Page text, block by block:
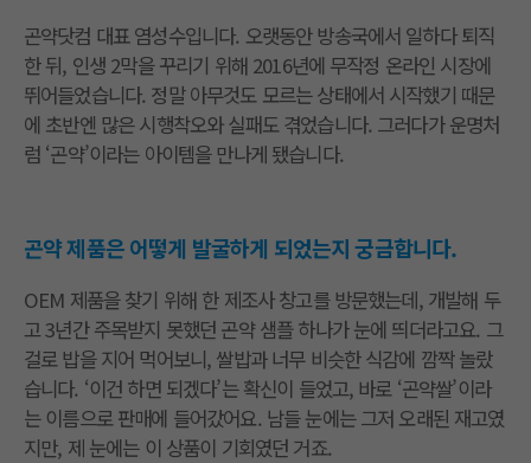
곤약닷컴 대표 염성수입니다. 오랫동안 방송국에서 일하다 퇴직
한 뒤, 인생 2막을 꾸리기 위해 2016년에 무작정 온라인 시장에
뛰어들었습니다. 정말 아무것도 모르는 상태에서 시작했기 때문
에 초반엔 많은 시행착오와 실패도 겪었습니다. 그러다가 운명처
럼 ‘곤약’이라는 아이템을 만나게 됐습니다.
곤약 제품은 어떻게 발굴하게 되었는지 궁금합니다.
OEM 제품을 찾기 위해 한 제조사 창고를 방문했는데, 개발해 두
고 3년간 주목받지 못했던 곤약 샘플 하나가 눈에 띄더라고요. 그
걸로 밥을 지어 먹어보니, 쌀밥과 너무 비슷한 식감에 깜짝 놀랐
습니다. ‘이건 하면 되겠다’는 확신이 들었고, 바로 ‘곤약쌀’이라
는 이름으로 판매에 들어갔어요. 남들 눈에는 그저 오래된 재고였
지만, 제 눈에는 이 상품이 기회였던 거죠.